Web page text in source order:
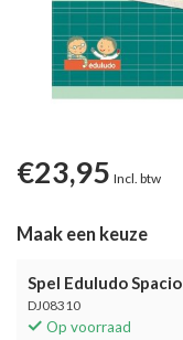
€23,95 Incl. btw
Maak een keuze
Spel Eduludo Spacio
DJ08310
Op voorraad